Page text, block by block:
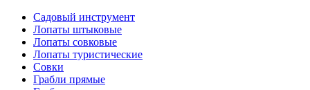
Садовый инструмент
Лопаты штыковые
Лопаты совковые
Лопаты туристические
Совки
Грабли прямые